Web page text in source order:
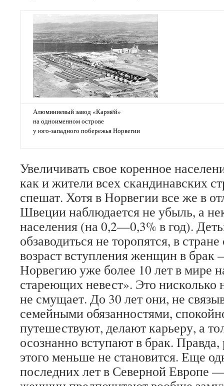
Алюминиевый завод «Кармёй»
на одноименном острове
у юго-западного побережья Норвегии
Увеличивать свое коренное
как и жители всех скандинавских
спешат. Хотя в Норвегии все же в
Швеции наблюдается не убыль, а
населения (на 0,2—0,3% в год).
обзаводиться не торопятся, в
возраст вступления женщин в
Норвегию уже более 10 лет в мире
стареющих невест». Это нисколько
не смущает. До 30 лет они, не
семейными обязанностями,
путешествуют, делают карьеру, а
осознанно вступают в брак. Правда,
этого меньше не становится. Еще
последних лет в Северной Европе